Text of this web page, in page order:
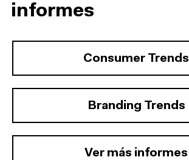
informes
Consumer Trends
Branding Trends
Ver más informes